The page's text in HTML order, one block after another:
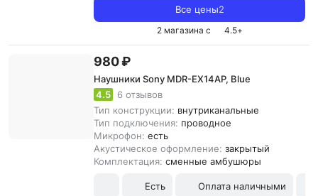
Все цены2
2 магазина с 4.5+
980 ₽
Наушники Sony MDR-EX14AP, Blue
4.5
6 отзывов
Тип конструкции: внутриканальные
Тип подключения: проводное
Микрофон: есть
Акустическое оформление: закрытый
Комплектация: сменные амбушюры
Есть Оплата наличными